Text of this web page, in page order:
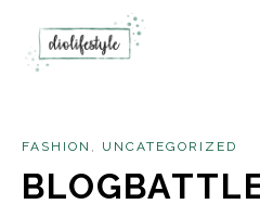
FASHION , UNCATEGORIZED